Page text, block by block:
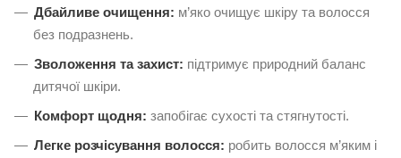
Дбайливе очищення: м’яко очищує шкіру та волосся
без подразнень.
Зволоження та захист: підтримує природний баланс
дитячої шкіри.
Комфорт щодня: запобігає сухості та стягнутості.
Легке розчісування волосся: робить волосся м’яким і